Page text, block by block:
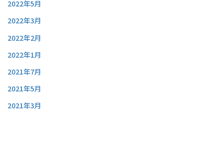
2022年5月
2022年3月
2022年2月
2022年1月
2021年7月
2021年5月
2021年3月